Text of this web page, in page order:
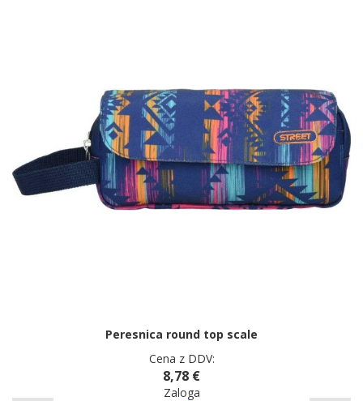
Peresnica round top scale
Cena z DDV:
8,78 €
Zaloga